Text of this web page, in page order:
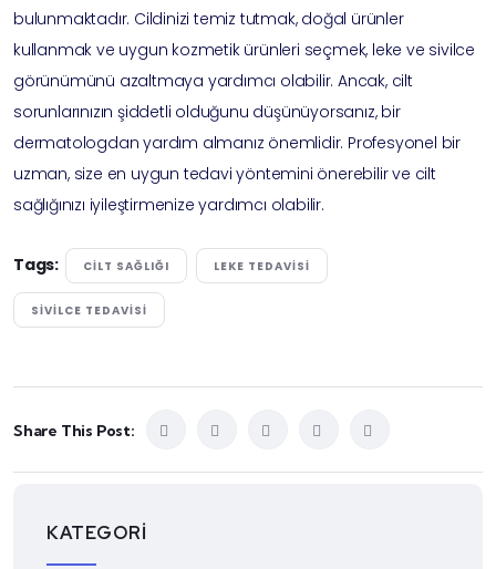
bulunmaktadır. Cildinizi temiz tutmak, doğal ürünler
kullanmak ve uygun kozmetik ürünleri seçmek, leke ve sivilce
görünümünü azaltmaya yardımcı olabilir. Ancak, cilt
sorunlarınızın şiddetli olduğunu düşünüyorsanız, bir
dermatologdan yardım almanız önemlidir. Profesyonel bir
uzman, size en uygun tedavi yöntemini önerebilir ve cilt
sağlığınızı iyileştirmenize yardımcı olabilir.
Tags: CILT SAĞLIĞI LEKE TEDAVISI
SIVILCE TEDAVISI
Share This Post:
KATEGORI